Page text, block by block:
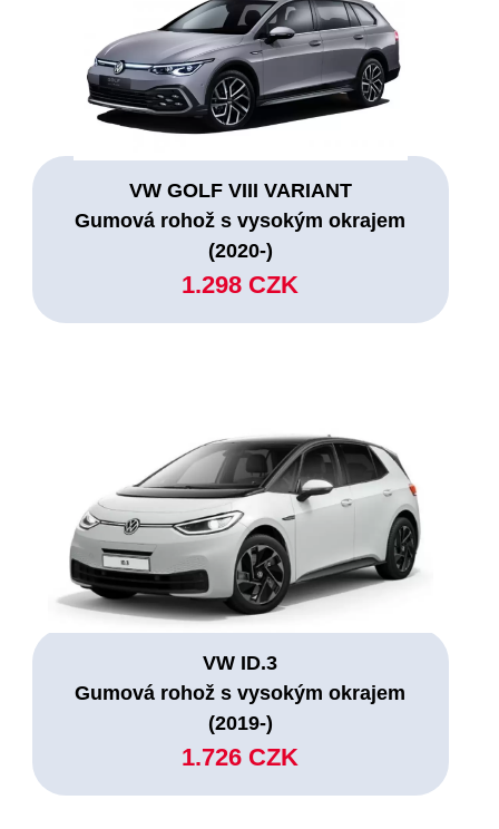
VW GOLF VIII VARIANT
Gumová rohož s vysokým okrajem
(2020-)
1.298 CZK
VW ID.3
Gumová rohož s vysokým okrajem
(2019-)
1.726 CZK